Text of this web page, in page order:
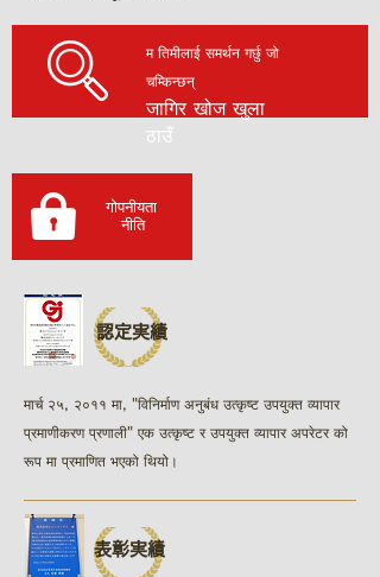
जागिर खोज खुला
ठाउँ
म तिमीलाई समर्थन गर्छु जो
चम्किन्छन्
गोपनीयता
​ नीति
認定実績
मार्च २५, २०११ मा, "विनिर्माण अनुबंध उत्कृष्ट उपयुक्त व्यापार
प्रमाणीकरण प्रणाली"​ एक उत्कृष्ट र उपयुक्त व्यापार अपरेटर को
रूप मा प्रमाणित भएको थियो।
表彰実績